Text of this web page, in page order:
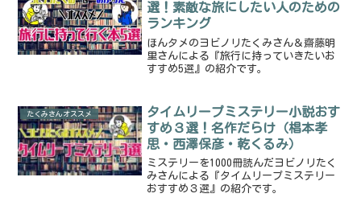
選！素敵な旅にしたい人のための
ランキング
ほんタメのヨビノリたくみさん＆齋藤明
里さんによる『旅行に持っていきたいお
すすめ5選』の紹介です。
たくみさんオススメ
タイムリープミステリー小説おす
すめ３選！名作だらけ（椙本孝
思・西澤保彦・乾くるみ）
ミステリーを1000冊読んだヨビノリたく
みさんによる『タイムリープミステリー
おすすめ３選』の紹介です。